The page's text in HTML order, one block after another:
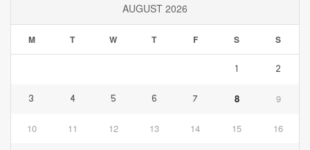
AUGUST 2026
M T W T F S S
1 2
3 4 5 6 7 8 9
10 11 12 13 14 15 16